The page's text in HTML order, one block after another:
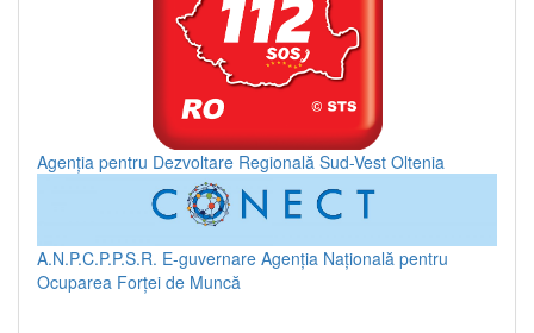
Agenția pentru Dezvoltare Regională Sud-Vest Oltenia
A.N.P.C.P.P.S.R. E-guvernare Agenția Națională pentru
Ocuparea Forței de Muncă